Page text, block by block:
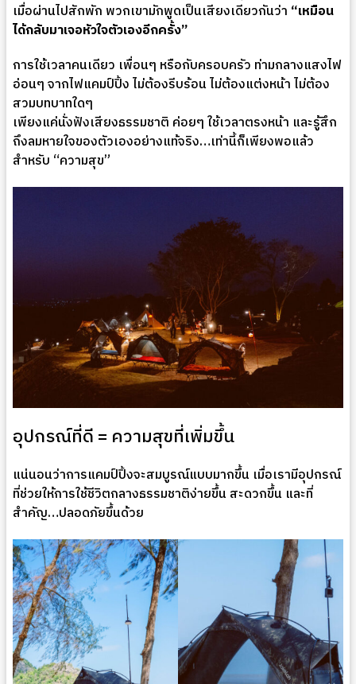
เมื่อผ่านไปสักพัก พวกเขามักพูดเป็นเสียงเดียวกันว่า “เหมือน
ได้กลับมาเจอหัวใจตัวเองอีกครั้ง”
การใช้เวลาคนเดียว เพื่อนๆ หรือกับครอบครัว ท่ามกลางแสงไฟ
อ่อนๆ จากไฟแคมป์ปิ้ง ไม่ต้องรีบร้อน ไม่ต้องแต่งหน้า ไม่ต้อง
สวมบทบาทใดๆ
เพียงแค่นั่งฟังเสียงธรรมชาติ ค่อยๆ ใช้เวลาตรงหน้า และรู้สึก
ถึงลมหายใจของตัวเองอย่างแท้จริง…เท่านี้ก็เพียงพอแล้ว
สำหรับ “ความสุข”
อุปกรณ์ที่ดี = ความสุขที่เพิ่มขึ้น
แน่นอนว่าการแคมป์ปิ้งจะสมบูรณ์แบบมากขึ้น เมื่อเรามีอุปกรณ์
ที่ช่วยให้การใช้ชีวิตกลางธรรมชาติง่ายขึ้น สะดวกขึ้น และที่
สำคัญ…ปลอดภัยขึ้นด้วย